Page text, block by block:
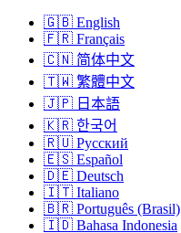
🇬🇧 English
🇫🇷 Français
🇨🇳 简体中文
🇹🇼 繁體中文
🇯🇵 日本語
🇰🇷 한국어
🇷🇺 Русский
🇪🇸 Español
🇩🇪 Deutsch
🇮🇹 Italiano
🇧🇷 Português (Brasil)
🇮🇩 Bahasa Indonesia